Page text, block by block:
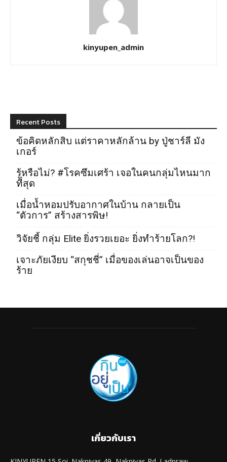
kinyupen_admin
Recent Posts
ข้อคิดหลักสิบ แต่ราคาหลักล้าน by ปู่ชาร์ลี มัง
เกอร์
รู้หรือไม่? #โรคซึมเศร้า เจอในคนกลุ่มไหนมาก
ที่สุด
เมื่อน้ำหอมปรับอากาศในบ้าน กลายเป็น
“ตัวการ” สร้างสารพิษ!
วิจัยชี้ กลุ่ม Elite ยิ่งรวยเยอะ ยิ่งทำร้ายโลก?!
เจาะภัยเงียบ “สกุชชี่” เมื่อของเล่นอาจเป็นของ
ร้าย
เกี่ยวกับเรา